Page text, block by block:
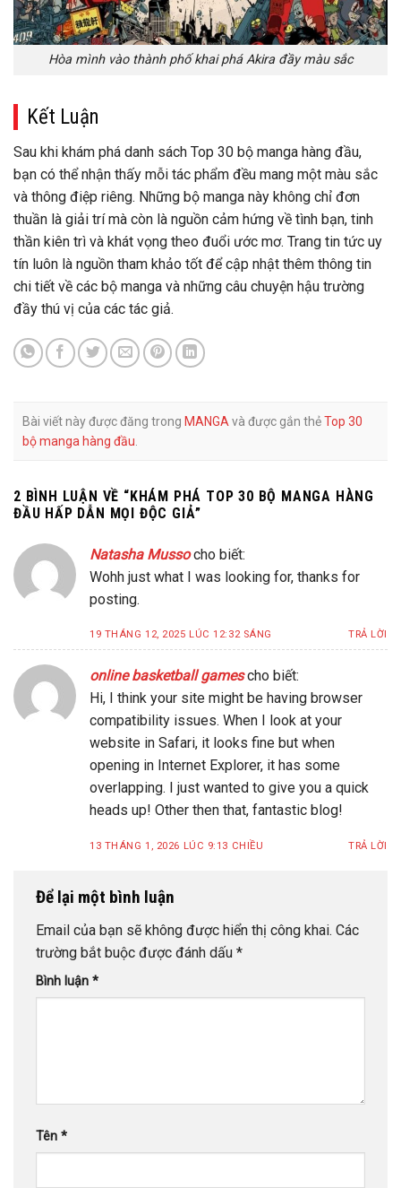
Hòa mình vào thành phố khai phá Akira đầy màu sắc
Kết Luận
Sau khi khám phá danh sách Top 30 bộ manga hàng đầu,
bạn có thể nhận thấy mỗi tác phẩm đều mang một màu sắc
và thông điệp riêng. Những bộ manga này không chỉ đơn
thuần là giải trí mà còn là nguồn cảm hứng về tình bạn, tinh
thần kiên trì và khát vọng theo đuổi ước mơ. Trang tin tức uy
tín luôn là nguồn tham khảo tốt để cập nhật thêm thông tin
chi tiết về các bộ manga và những câu chuyện hậu trường
đầy thú vị của các tác giả.
Bài viết này được đăng trong MANGA và được gắn thẻTop 30
bộ manga hàng đầu
2 BÌNH LUẬN VỀ “KHÁM PHÁ TOP 30 BỘ MANGA HÀNG
ĐẦU HẤP DẪN MỌI ĐỘC GIẢ”
Natasha Musso cho biết:
Wohh just what I was looking for, thanks for
posting.
19 THÁNG 12, 2025 LÚC 12:32 SÁNG TRẢ LỜI
online basketball games cho biết:
Hi, I think your site might be having browser
compatibility issues. When I look at your
website in Safari, it looks fine but when
opening in Internet Explorer, it has some
overlapping. I just wanted to give you a quick
heads up! Other then that, fantastic blog!
13 THÁNG 1, 2026 LÚC 9:13 CHIỀU TRẢ LỜI
Để lại một bình luận
Email của bạn sẽ không được hiển thị công khai. Các
trường bắt buộc được đánh dấu *
Bình luận *
Tên *